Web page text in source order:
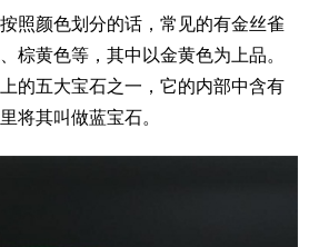
照颜色划分的话，常见的有金丝雀
棕黄色等，其中以金黄色为上品。
的五大宝石之一，它的内部中含有
将其叫做蓝宝石。